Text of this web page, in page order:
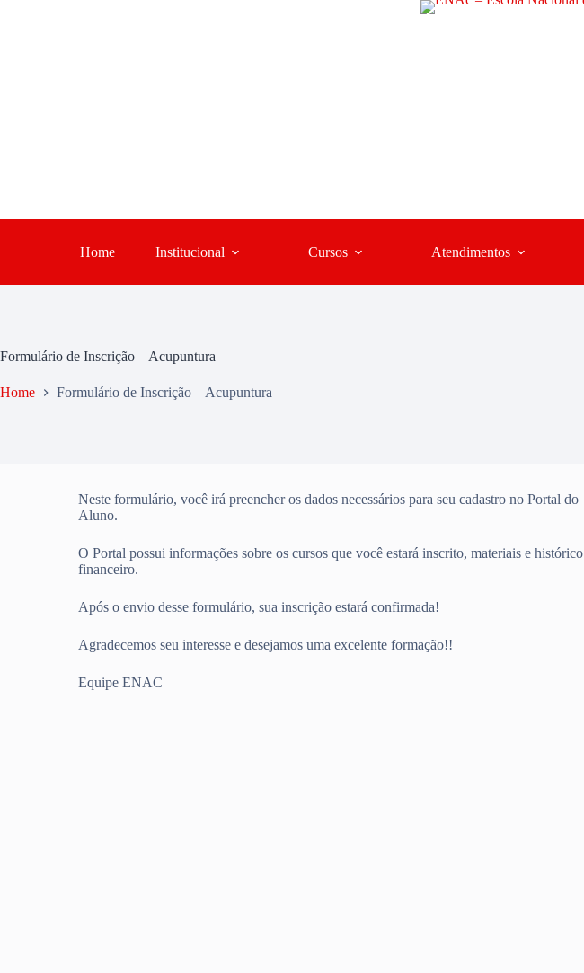
Home Institucional Cursos Atendimentos
Formulário de Inscrição – Acupuntura
Home Formulário de Inscrição – Acupuntura
Neste formulário, você irá preencher os dados necessários para seu cadastro no Portal do
Aluno.
O Portal possui informações sobre os cursos que você estará inscrito, materiais e histórico
financeiro.
Após o envio desse formulário, sua inscrição estará confirmada!
Agradecemos seu interesse e desejamos uma excelente formação!!
Equipe ENAC